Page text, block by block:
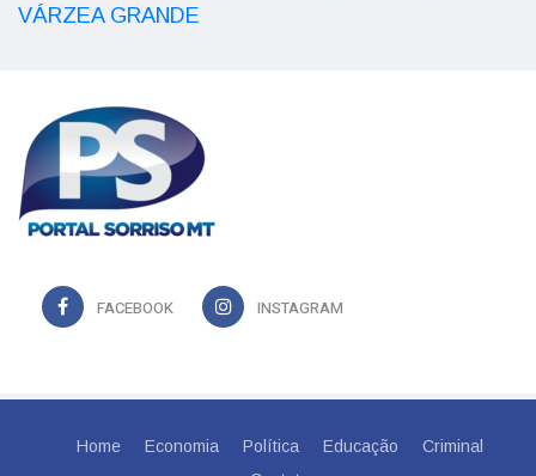
VÁRZEA GRANDE
FACEBOOK INSTAGRAM
Home Economia Política Educação
Criminal